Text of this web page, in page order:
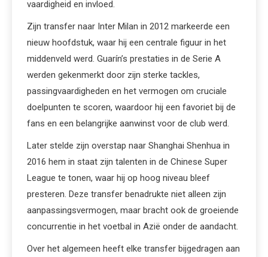
vaardigheid en invloed.
Zijn transfer naar Inter Milan in 2012 markeerde een
nieuw hoofdstuk, waar hij een centrale figuur in het
middenveld werd. Guarín’s prestaties in de Serie A
werden gekenmerkt door zijn sterke tackles,
passingvaardigheden en het vermogen om cruciale
doelpunten te scoren, waardoor hij een favoriet bij de
fans en een belangrijke aanwinst voor de club werd.
Later stelde zijn overstap naar Shanghai Shenhua in
2016 hem in staat zijn talenten in de Chinese Super
League te tonen, waar hij op hoog niveau bleef
presteren. Deze transfer benadrukte niet alleen zijn
aanpassingsvermogen, maar bracht ook de groeiende
concurrentie in het voetbal in Azië onder de aandacht.
Over het algemeen heeft elke transfer bijgedragen aan